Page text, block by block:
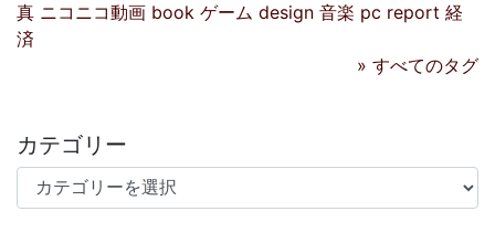
真 ニコニコ動画 book ゲーム design 音楽 pc report 経
済
» すべてのタグ
カテゴリー
カテゴリー